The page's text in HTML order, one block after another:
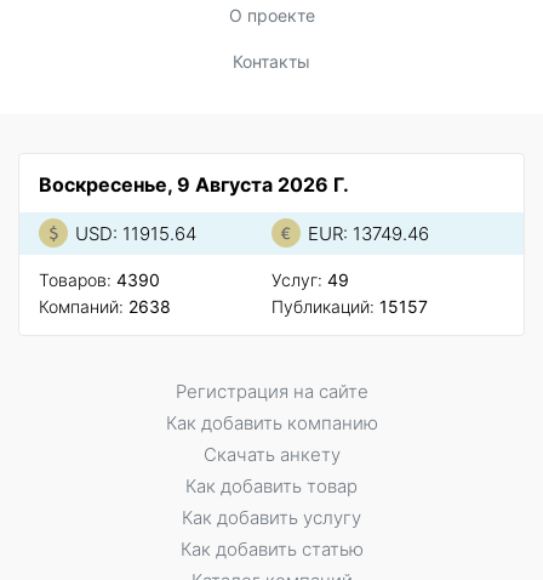
О проекте
Контакты
Воскресенье, 9 Августа 2026 Г.
USD: 11915.64 EUR: 13749.46
Товаров: 4390
Компаний: 2638
Услуг: 49
Публикаций: 15157
Регистрация на сайте
Как добавить компанию
Скачать анкету
Как добавить товар
Как добавить услугу
Как добавить статью